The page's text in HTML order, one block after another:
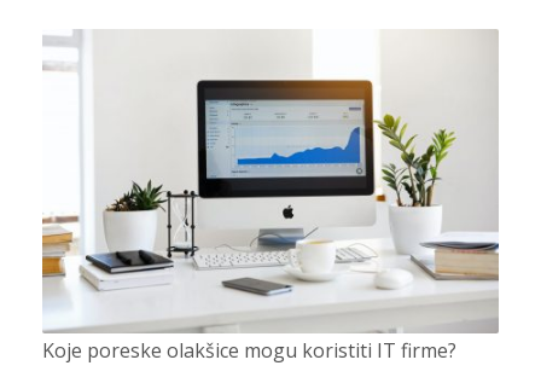
Koje poreske olakšice mogu koristiti IT firme?